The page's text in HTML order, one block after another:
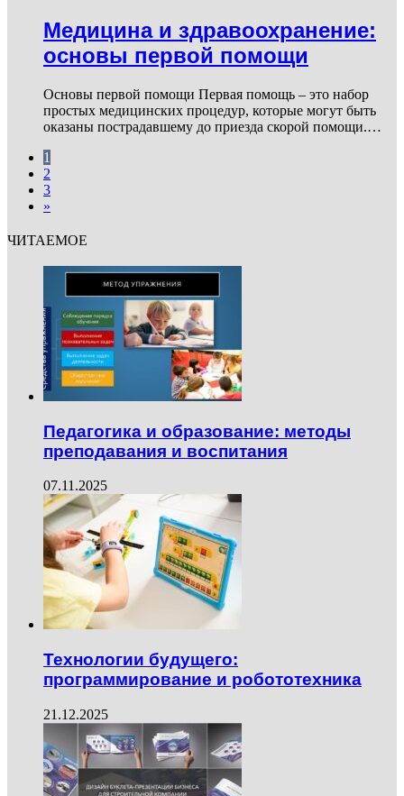
Медицина и здравоохранение:
основы первой помощи
Основы первой помощи Первая помощь – это набор
простых медицинских процедур, которые могут быть
оказаны пострадавшему до приезда скорой помощи.…
1
2
3
»
ЧИТАЕМОЕ
Педагогика и образование: методы
преподавания и воспитания
07.11.2025
Технологии будущего:
программирование и робототехника
21.12.2025